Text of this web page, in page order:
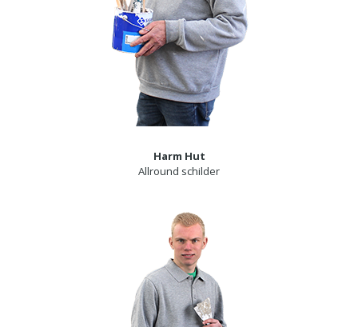
Harm Hut
Allround schilder